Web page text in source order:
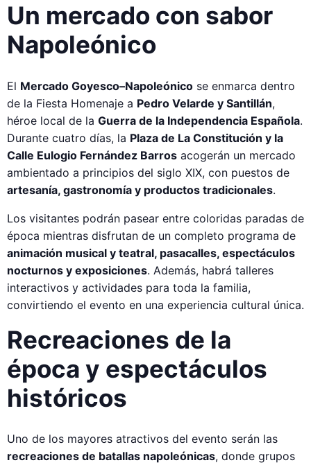
Un mercado con sabor
Napoleónico
El Mercado Goyesco–Napoleónico se enmarca dentro
de la Fiesta Homenaje a Pedro Velarde y Santillán,
héroe local de la Guerra de la Independencia Española.
Durante cuatro días, la Plaza de La Constitución y la
Calle Eulogio Fernández Barros acogerán un mercado
ambientado a principios del siglo XIX, con puestos de
artesanía, gastronomía y productos tradicionales.
Los visitantes podrán pasear entre coloridas paradas de
época mientras disfrutan de un completo programa de
animación musical y teatral, pasacalles, espectáculos
nocturnos y exposiciones. Además, habrá talleres
interactivos y actividades para toda la familia,
convirtiendo el evento en una experiencia cultural única.
Recreaciones de la
época y espectáculos
históricos
Uno de los mayores atractivos del evento serán las
recreaciones de batallas napoleónicas, donde grupos